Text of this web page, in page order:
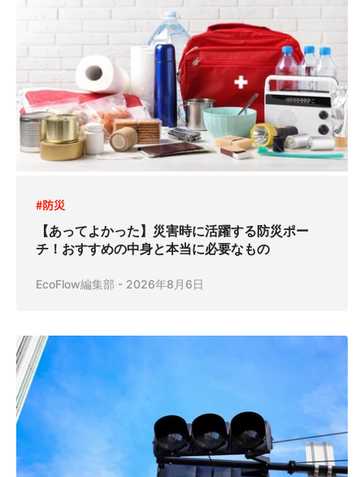
#防災
【あってよかった】災害時に活躍する防災ポー
チ！おすすめの中身と本当に必要なもの
EcoFlow編集部 - 2026年8月6日